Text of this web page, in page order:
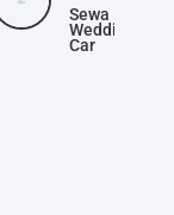
Sewa
Wedding
Car